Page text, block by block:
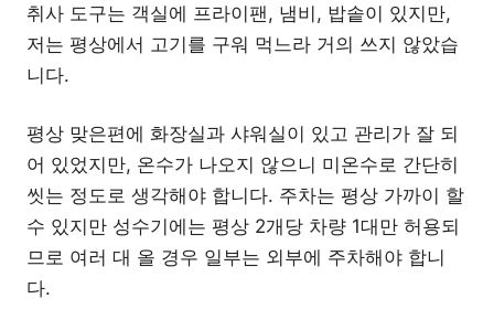
취사 도구는 객실에 프라이팬, 냄비, 밥솥이 있지만,
저는 평상에서 고기를 구워 먹느라 거의 쓰지 않았습
니다.
평상 맞은편에 화장실과 샤워실이 있고 관리가 잘 되
어 있었지만, 온수가 나오지 않으니 미온수로 간단히
씻는 정도로 생각해야 합니다. 주차는 평상 가까이 할
수 있지만 성수기에는 평상 2개당 차량 1대만 허용되
므로 여러 대 올 경우 일부는 외부에 주차해야 합니
다.